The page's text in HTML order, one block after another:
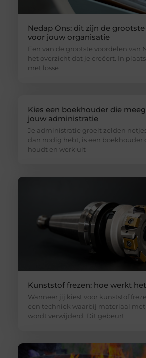
Nedap Ons: dit zijn de
voor jouw organisatie
Een van de grootste voordelen van
het overzicht dat je creëert. In
met losse
Kies een boekhouder die
jouw administratie
Je administratie groeit zelden
dan nodig hebt, is een boekhouder
houdt en werk uit
Kunststof frezen: hoe werkt
Wanneer jij kiest voor kunststof
een techniek waarbij materiaal
wordt verwijderd. Dit gebeurt